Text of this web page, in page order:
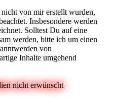
von mir erstellt wurden,
Insbesondere werden
Solltest Du auf eine
werden, bitte ich um einen
von
Inhalte umgehend
nicht erwünscht